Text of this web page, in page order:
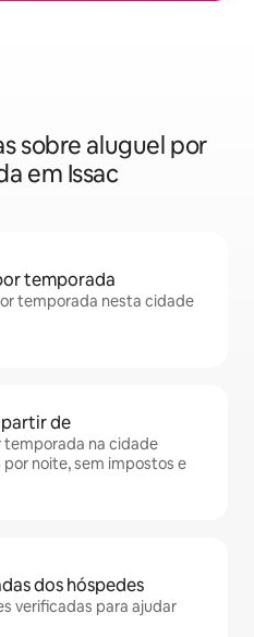
sobre aluguel por
em Issac
temporada
temporada nesta cidade
de
temporada na cidade
noite, sem impostos e
dos hóspedes
verificadas para ajudar